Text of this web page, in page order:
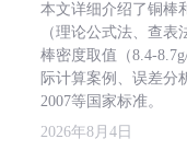
本文详细介绍了铜棒
（理论公式法、查
棒密度取值（8.4-
际计算案例、误差分
2007等国家标准。
2026年8月4日